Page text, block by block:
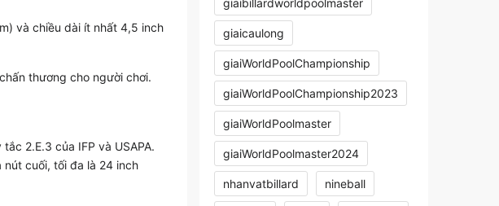
và chiều dài ít nhất 4,5 inch
thương cho người chơi.
2.E.3 của IFP và USAPA.
cuối, tối đa là 24 inch
giaibillardworldpoolmaster
giaicaulong
giaiWorldPoolChampionship
giaiWorldPoolChampionship2023
giaiWorldPoolmaster
giaiWorldPoolmaster2024
nhanvatbillard nineball